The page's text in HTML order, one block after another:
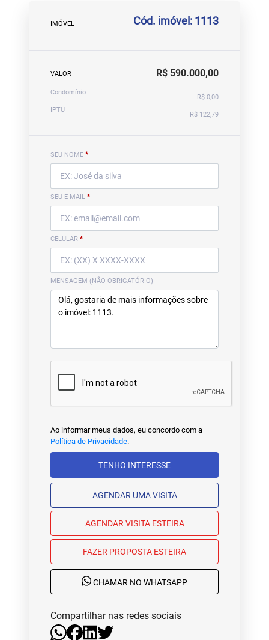
IMÓVEL Cód. imóvel: 1113
VALOR R$ 590.000,00
Condomínio
R$ 0,00
IPTU
R$ 122,79
SEU NOME *
SEU E-MAIL *
CELULAR *
MENSAGEM (NÃO OBRIGATÓRIO)
Ao informar meus dados, eu concordo com a
Política de Privacidade.
TENHO INTERESSE
AGENDAR UMA VISITA
AGENDAR VISITA ESTEIRA
FAZER PROPOSTA ESTEIRA
CHAMAR NO WHATSAPP
Compartilhar nas redes sociais